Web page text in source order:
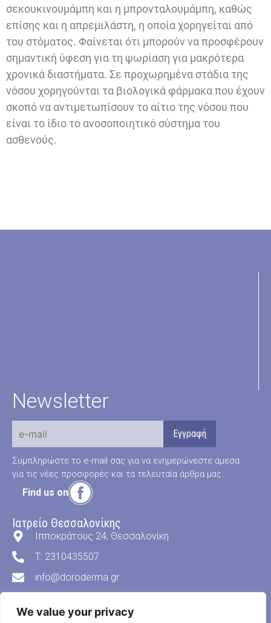
We value your privacy
σεκουκινουμάμπη και η μπρονταλουμάμπη, καθώς
επίσης και η απρεμιλάστη, η οποία χορηγείται από
του στόματος. Φαίνεται ότι μπορούν να προσφέρουν
σημαντική ύφεση για τη ψωρίαση για μακρότερα
χρονικά διαστήματα. Σε προχωρημένα στάδια της
νόσου χορηγούνται τα βιολογικά φάρμακα που έχουν
σκοπό να αντιμετωπίσουν το αίτιο της νόσου που
είναι το ίδιο το ανοσοποιητικό σύστημα του
ασθενούς.
Newsletter
Συμπληρώστε το e-mail σας για να ενημερώνεστε άμεσα
για τις νέες προσφορές και τα τελευταία άρθρα μας.
Find us on
Ιατρείο Θεσσαλονίκης
Ιπποκράτους 24, Θεσσαλονίκη
T: 2310435507
info@doroderma.gr
Θεσσαλονίκης 8, Νέα Μουδανιά